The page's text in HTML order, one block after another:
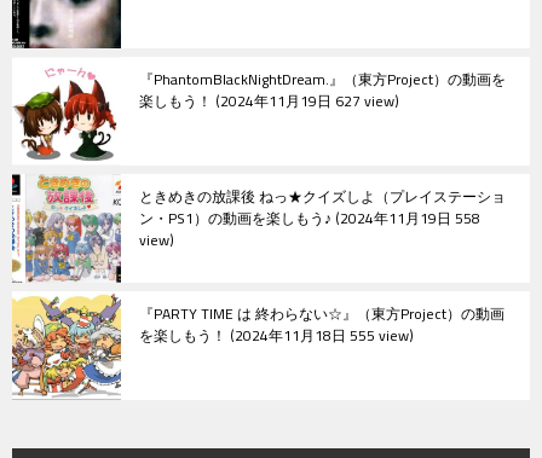
『PhantomBlackNightDream.』（東方Project）の動画を
楽しもう！ 2024年11月19日 627 view
ときめきの放課後 ねっ★クイズしよ（プレイステーショ
ン・PS1）の動画を楽しもう♪ 2024年11月19日 558
view
『PARTY TIME は 終わらない☆』（東方Project）の動画
を楽しもう！ 2024年11月18日 555 view